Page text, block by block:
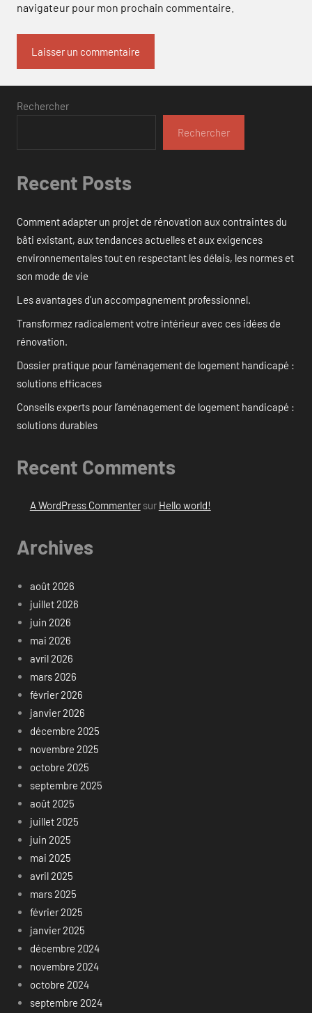
navigateur pour mon prochain commentaire.
Rechercher
Rechercher
Recent Posts
Comment adapter un projet de rénovation aux contraintes du
bâti existant, aux tendances actuelles et aux exigences
environnementales tout en respectant les délais, les normes et
son mode de vie
Les avantages d’un accompagnement professionnel.
Transformez radicalement votre intérieur avec ces idées de
rénovation.
Dossier pratique pour l’aménagement de logement handicapé :
solutions efficaces
Conseils experts pour l’aménagement de logement handicapé :
solutions durables
Recent Comments
A WordPress Commentersur Hello world!
Archives
août 2026
juillet 2026
juin 2026
mai 2026
avril 2026
mars 2026
février 2026
janvier 2026
décembre 2025
novembre 2025
octobre 2025
septembre 2025
août 2025
juillet 2025
juin 2025
mai 2025
avril 2025
mars 2025
février 2025
janvier 2025
décembre 2024
novembre 2024
octobre 2024
septembre 2024